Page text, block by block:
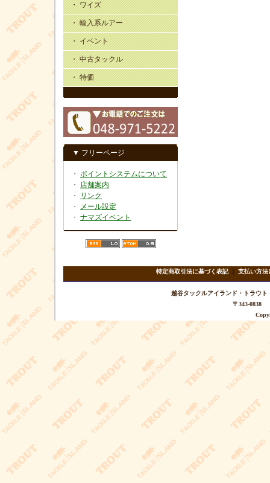
・ ワイズ
・ 輸入系ルアー
・ イベント
・ 中古タックル
・ 特価
▼ フリーページ
・ ポイントシステムについて
・ 店舗案内
・
リンク
・
メール設定
・ ナマズイベント
特定商取引法に基づく表記｜ 支払い方法
越谷タックルアイランド・トラ
〒343-0838